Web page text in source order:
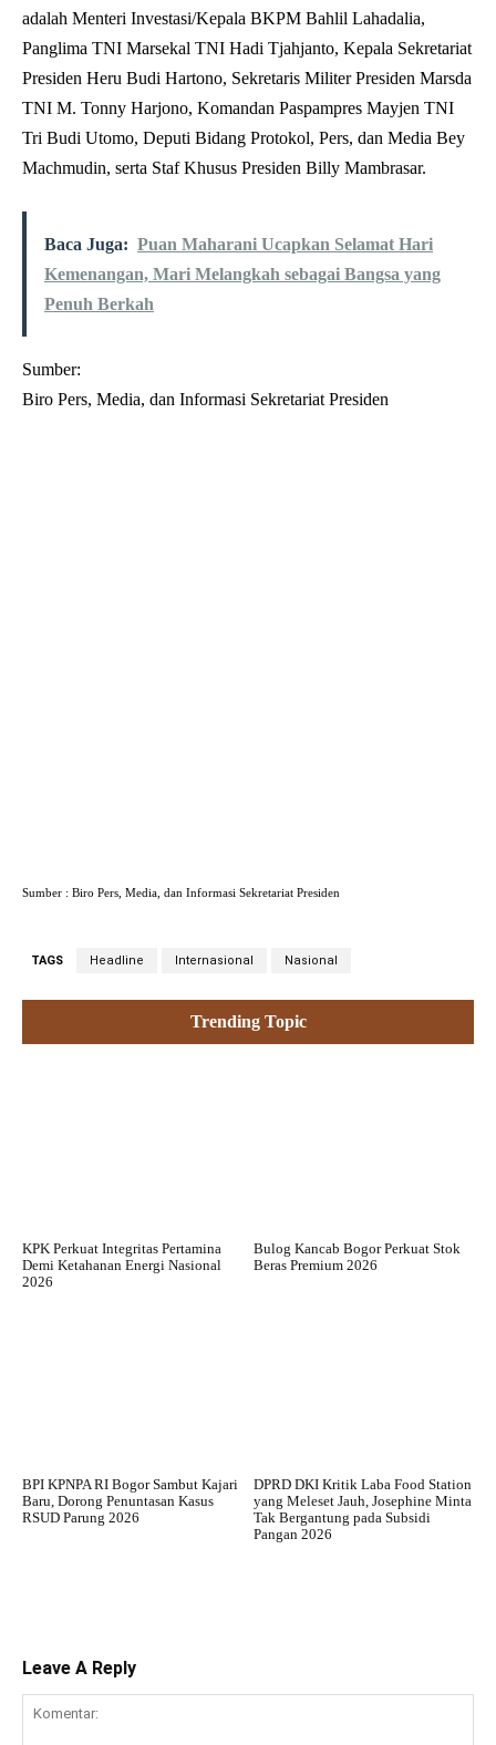
adalah Menteri Investasi/Kepala BKPM Bahlil Lahadalia,
Panglima TNI Marsekal TNI Hadi Tjahjanto, Kepala Sekretariat
Presiden Heru Budi Hartono, Sekretaris Militer Presiden Marsda
TNI M. Tonny Harjono, Komandan Paspampres Mayjen TNI
Tri Budi Utomo, Deputi Bidang Protokol, Pers, dan Media Bey
Machmudin, serta Staf Khusus Presiden Billy Mambrasar.
Baca Juga: Puan Maharani Ucapkan Selamat Hari
Kemenangan, Mari Melangkah sebagai Bangsa yang
Penuh Berkah
Sumber:
Biro Pers, Media, dan Informasi Sekretariat Presiden
Sumber : Biro Pers, Media, dan Informasi Sekretariat Presiden
TAGS Headline Internasional Nasional
Trending Topic
KPK Perkuat Integritas Pertamina
Demi Ketahanan Energi Nasional
2026
Bulog Kancab Bogor Perkuat Stok
Beras Premium 2026
BPI KPNPA RI Bogor Sambut Kajari
Baru, Dorong Penuntasan Kasus
RSUD Parung 2026
DPRD DKI Kritik Laba Food Station
yang Meleset Jauh, Josephine Minta
Tak Bergantung pada Subsidi
Pangan 2026
Leave A Reply